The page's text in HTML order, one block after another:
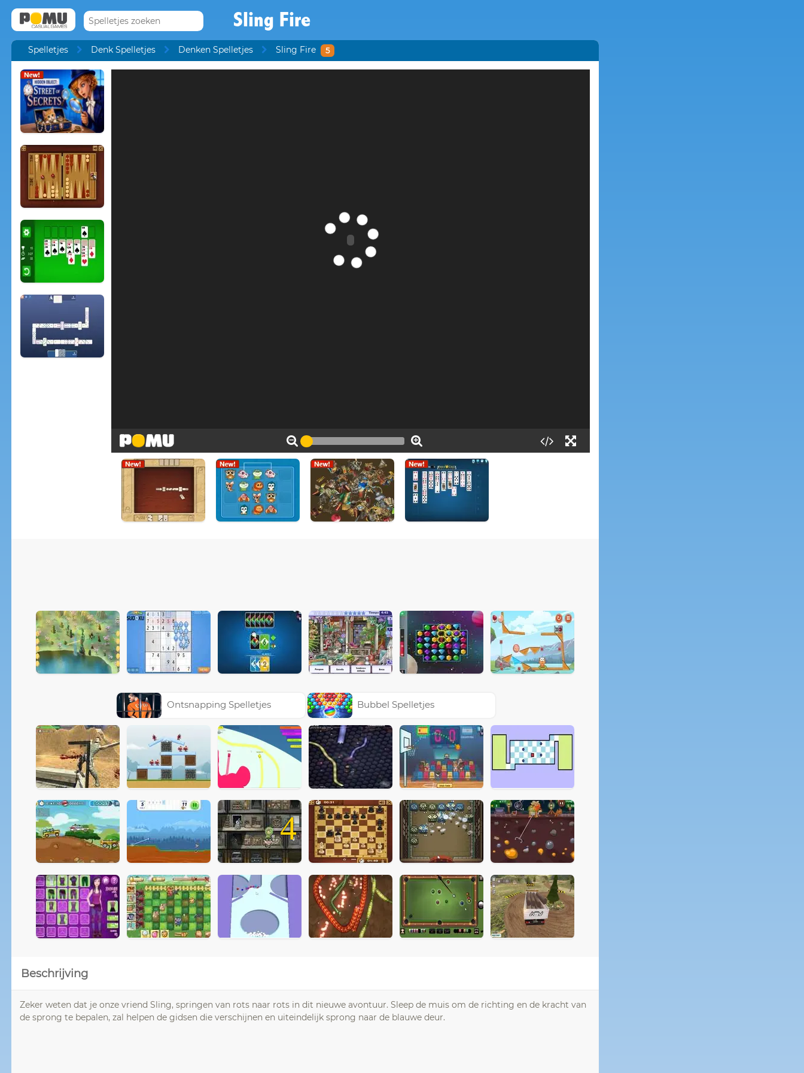
Sling Fire
Spelletjes Denk Spelletjes Denken Spelletjes Sling Fire 5
Ontsnapping Spelletjes Bubbel Spelletjes
4
Beschrijving
Zeker weten dat je onze vriend Sling, springen van rots naar rots in dit nieuwe avontuur. Sleep de muis om de richting en de kracht van
de sprong te bepalen, zal helpen de gidsen die verschijnen en uiteindelijk sprong naar de blauwe deur.